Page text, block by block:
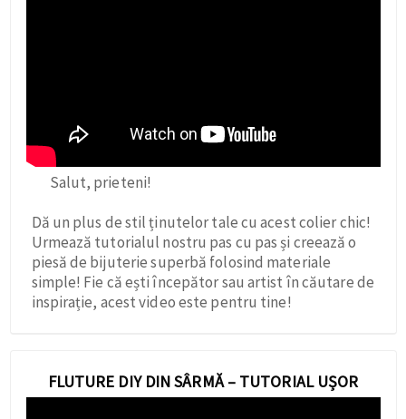
Salut, prieteni!
Dă un plus de stil ținutelor tale cu acest colier chic!
Urmează tutorialul nostru pas cu pas și creează o
piesă de bijuterie superbă folosind materiale
simple! Fie că ești începător sau artist în căutare de
inspirație, acest video este pentru tine!
FLUTURE DIY DIN SÂRMĂ – TUTORIAL UȘOR